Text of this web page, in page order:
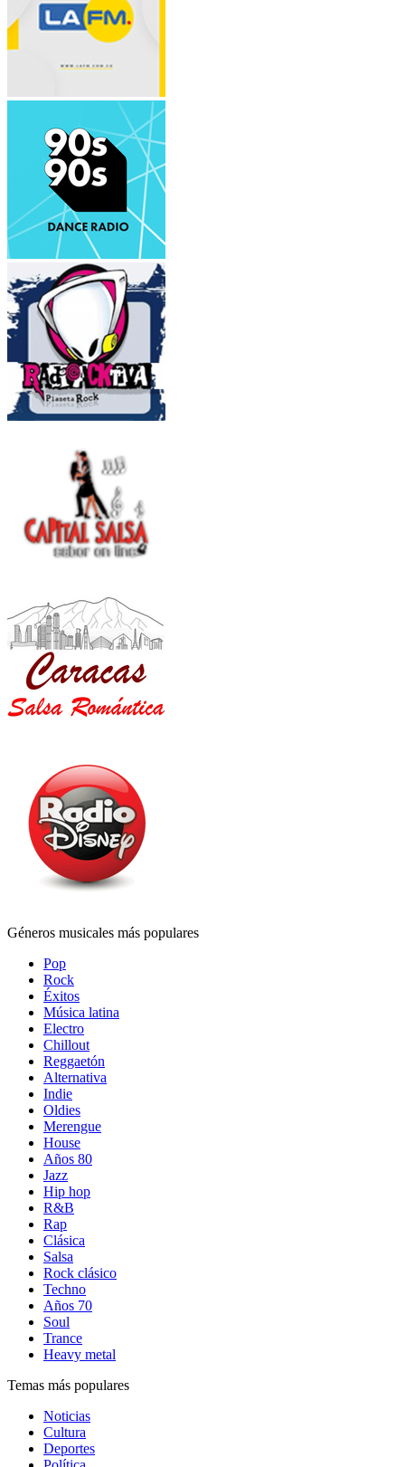
Géneros musicales más populares
Pop
Rock
Éxitos
Música latina
Electro
Chillout
Reggaetón
Alternativa
Indie
Oldies
Merengue
House
Años 80
Jazz
Hip hop
R&B
Rap
Clásica
Salsa
Rock clásico
Techno
Años 70
Soul
Trance
Heavy metal
Temas más populares
Noticias
Cultura
Deportes